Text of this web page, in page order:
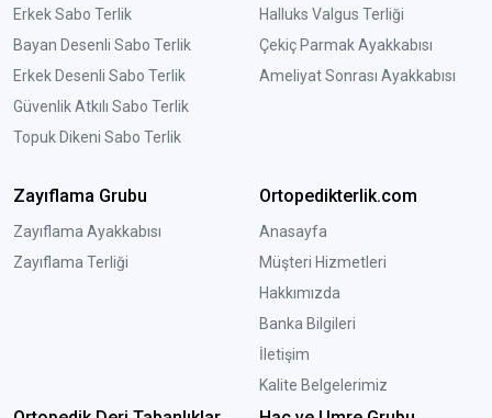
Erkek Sabo Terlik
Bayan Desenli Sabo Terlik
Erkek Desenli Sabo Terlik
Güvenlik Atkılı Sabo Terlik
Topuk Dikeni Sabo Terlik
Halluks Valgus Terliği
Çekiç Parmak Ayakkabısı
Ameliyat Sonrası Ayakkabısı
Zayıflama Grubu
Zayıflama Ayakkabısı
Zayıflama Terliği
Ortopedikterlik.com
Anasayfa
Müşteri Hizmetleri
Hakkımızda
Banka Bilgileri
İletişim
Kalite Belgelerimiz